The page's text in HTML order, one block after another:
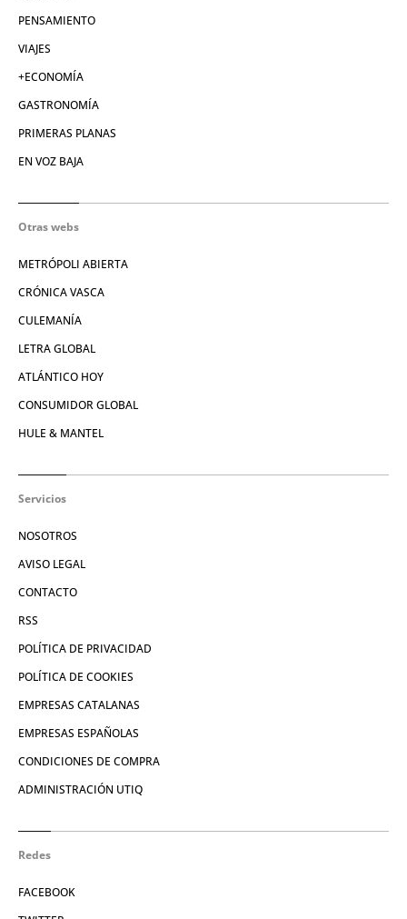
PENSAMIENTO
VIAJES
+ECONOMÍA
GASTRONOMÍA
PRIMERAS PLANAS
EN VOZ BAJA
Otras webs
METRÓPOLI ABIERTA
CRÓNICA VASCA
CULEMANÍA
LETRA GLOBAL
ATLÁNTICO HOY
CONSUMIDOR GLOBAL
HULE & MANTEL
Servicios
NOSOTROS
AVISO LEGAL
CONTACTO
RSS
POLÍTICA DE PRIVACIDAD
POLÍTICA DE COOKIES
EMPRESAS CATALANAS
EMPRESAS ESPAÑOLAS
CONDICIONES DE COMPRA
ADMINISTRACIÓN UTIQ
Redes
FACEBOOK